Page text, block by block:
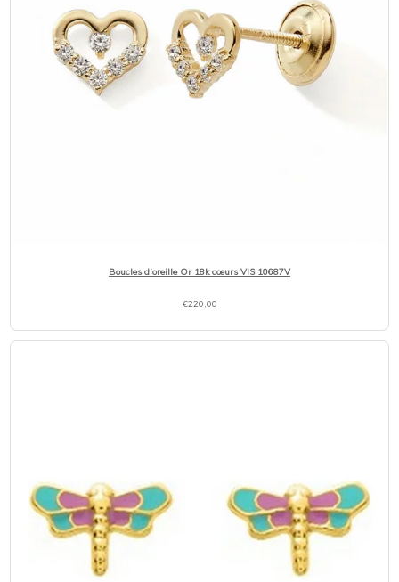
Boucles d’oreille Or 18k cœurs VIS 10687V
€220,00